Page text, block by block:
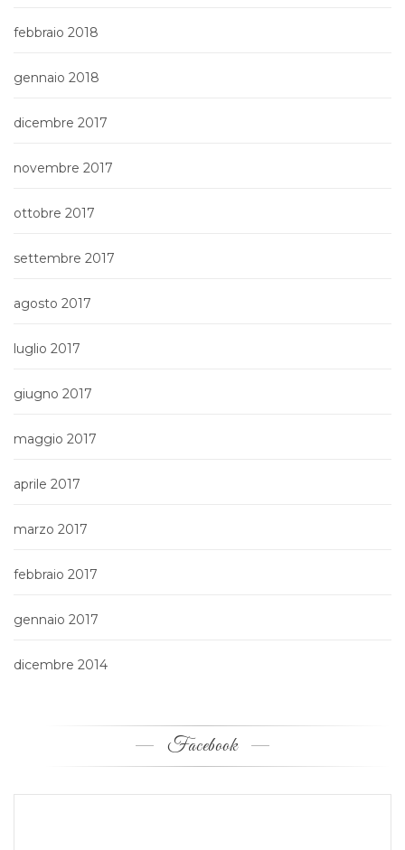
febbraio 2018
gennaio 2018
dicembre 2017
novembre 2017
ottobre 2017
settembre 2017
agosto 2017
luglio 2017
giugno 2017
maggio 2017
aprile 2017
marzo 2017
febbraio 2017
gennaio 2017
dicembre 2014
Facebook